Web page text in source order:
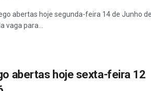
abertas hoje segunda-feira 14 de Junho de
vaga para...
abertas hoje sexta-feira 12